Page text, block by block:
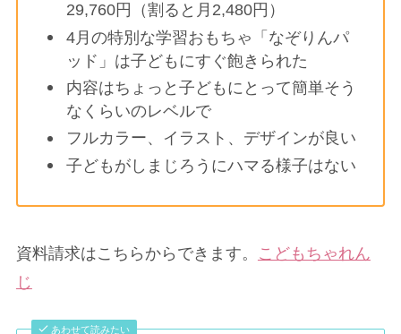
29,760円（割ると月2,480円）
4月の特別な学習おもちゃ「なぞりんパ
ッド」は子どもにすぐ飽きられた
内容はちょっと子どもにとって簡単そう
なくらいのレベルで
フルカラー、イラスト、デザインが良い
子どもがしまじろうにハマる様子はない
資料請求はこちらからできます。
こどもちゃれん
じ
あわせて読みたい